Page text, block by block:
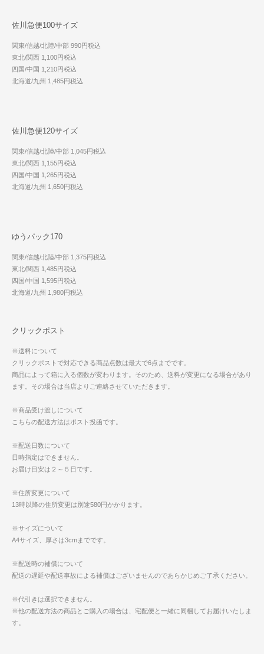
佐川急便100サイズ
関東/信越/北陸/中部 990円税込
東北/関西 1,100円税込
四国/中国 1,210円税込
北海道/九州 1,485円税込
佐川急便120サイズ
関東/信越/北陸/中部 1,045円税込
東北/関西 1,155円税込
四国/中国 1,265円税込
北海道/九州 1,650円税込
ゆうパック170
関東/信越/北陸/中部 1,375円税込
東北/関西 1,485円税込
四国/中国 1,595円税込
北海道/九州 1,980円税込
クリックポスト
※送料について
クリックポストで対応できる商品点数は最大で6点までです。
商品によって箱に入る個数が変わります。そのため、送料が変更になる場合があり
ます。その場合は当店よりご連絡させていただきます。
※商品受け渡しについて
こちらの配送方法はポスト投函です。
※配送日数について
日時指定はできません。
お届け目安は２～５日です。
※住所変更について
13時以降の住所変更は別途580円かかります。
※サイズについて
A4サイズ、厚さは3cmまでです。
※配送時の補償について
配送の遅延や配送事故による補償はございませんのであらかじめご了承ください。
※代引きは選択できません。
※他の配送方法の商品とご購入の場合は、宅配便と一緒に同梱してお届けいたしま
す。